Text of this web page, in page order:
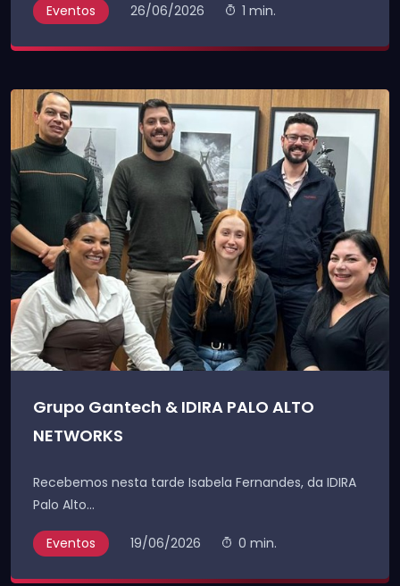
Eventos 26/06/2026 1 min.
Grupo Gantech & IDIRA PALO ALTO
NETWORKS
Recebemos nesta tarde Isabela Fernandes, da IDIRA
Palo Alto...
Eventos 19/06/2026 0 min.